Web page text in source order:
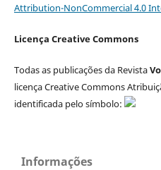
Attribution-NonCommercial 4.0
Licença Creative Commons
Todas as publicações da Revista
licença Creative Commons
identificada pelo símbolo:
Informações